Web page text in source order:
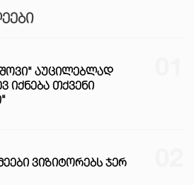
ᲐᲣᲪᲘᲚᲔᲑᲚᲐᲓ
ᲘᲥᲜᲔᲑᲐ ᲗᲥᲕᲔᲜᲘ
ᲕᲘᲖᲘᲢᲝᲠᲔᲑᲡ ᲯᲔᲠ